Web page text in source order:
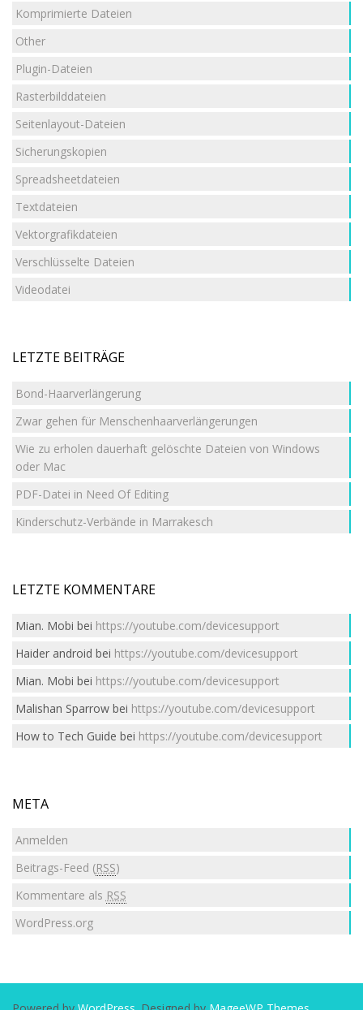
Komprimierte Dateien
Other
Plugin-Dateien
Rasterbilddateien
Seitenlayout-Dateien
Sicherungskopien
Spreadsheetdateien
Textdateien
Vektorgrafikdateien
Verschlüsselte Dateien
Videodatei
LETZTE BEITRÄGE
Bond-Haarverlängerung
Zwar gehen für Menschenhaarverlängerungen
Wie zu erholen dauerhaft gelöschte Dateien von Windows
oder Mac
PDF-Datei in Need Of Editing
Kinderschutz-Verbände in Marrakesch
LETZTE KOMMENTARE
Mian. Mobi bei https://youtube.com/devicesupport
Haider android bei https://youtube.com/devicesupport
Mian. Mobi bei https://youtube.com/devicesupport
Malishan Sparrowbei https://youtube.com/devicesupport
How to Tech Guide bei https://youtube.com/devicesupport
META
Anmelden
Beitrags-Feed (RSS)
Kommentare als RSS
WordPress.org